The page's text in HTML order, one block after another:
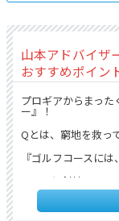
山本アドバイザ
おすすめポイン
プロギアからまっ
ー』！
Qとは、窮地を救っ
『ゴルフコースに
ラフ、傾斜地、フ
ウンド。なぜ私の
くづく思う日があ
ん。窮地から這い